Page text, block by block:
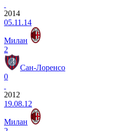
2014
05.11.14
Милан
2
Сан-Лоренсо
0
2012
19.08.12
Милан